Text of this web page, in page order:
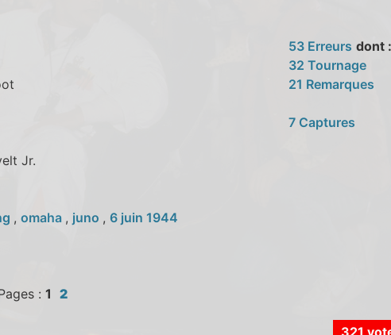
Jr.
, omaha , juno , 6 juin 1944
53 Erreurs dont :
32 Tournage
21 Remarques
7 Captures
: 1 2
321